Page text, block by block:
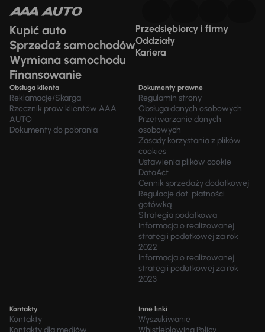
Kupić auto
Sprzedaż samochodów
Wymiana samochodu
Finansowanie
Przedsiębiorcy i firmy
Oddziały
Kariera
Obsługa klienta
Reklamacje/Skarga
Rzecznik praw klientów AAA
AUTO
Dokumenty do pobrania
Dokumenty prawne
Regulamin strony
Obsługa danych osobowych
Przetwarzanie danych
osobowych
Zasady korzystania z plików
cookies
Ustawienia plików cookie
DataAct
Cennik sprzedaży dodatkowej
Regulacje dot. płatności
gotówką
Strategia podatkowa
Informacja o realizowanej
strategii podatkowej za rok
2022
Informacja o realizowanej
strategii podatkowej za rok
2023
Kontakty
Kontakty
Kontakty dla mediów
Inne linki
Wyszukiwanie
Whistleblowing Policy